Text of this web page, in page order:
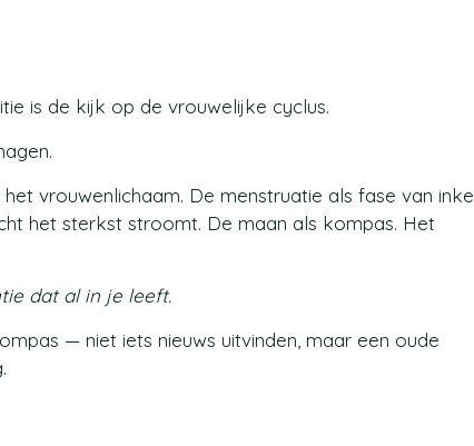
is de kijk op de vrouwelijke cyclus.
vrouwenlichaam. De menstruatie als fase van
het sterkst stroomt. De maan als kompas. Het
dat al in je leeft.
— niet iets nieuws uitvinden, maar een oude